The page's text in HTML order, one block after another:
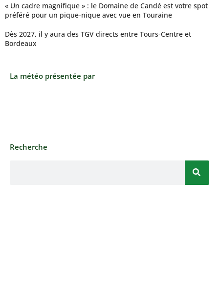
« Un cadre magnifique » : le Domaine de Candé est votre spot
préféré pour un pique-nique avec vue en Touraine
Dès 2027, il y aura des TGV directs entre Tours-Centre et
Bordeaux
La météo présentée par
Recherche